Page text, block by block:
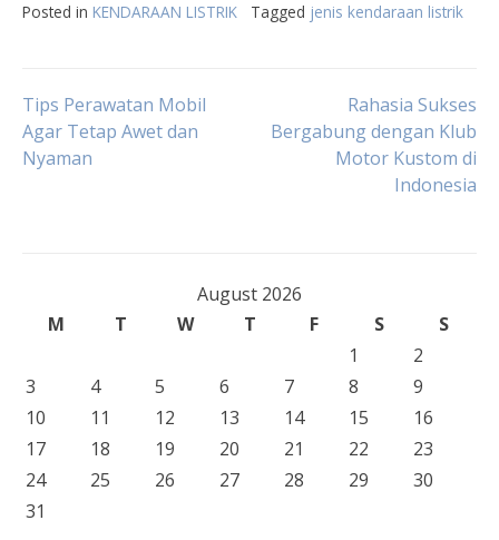
Posted in KENDARAAN LISTRIK Tagged jenis kendaraan listrik
Post
navigation
Tips Perawatan Mobil
Agar Tetap Awet dan
Nyaman
Rahasia Sukses
Bergabung dengan Klub
Motor Kustom di
Indonesia
August 2026
M
T W T F S
S
1
2
3
4 5 6 7 8
9
10
11 12 13 14 15
16
17
18 19 20 21 22
23
24
25 26 27 28 29
30
31